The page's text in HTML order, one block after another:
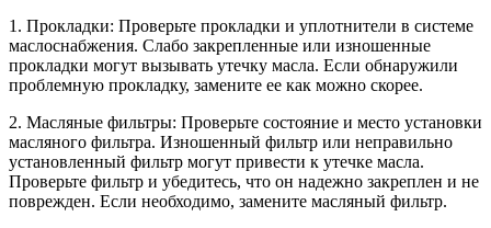
1. Прокладки: Проверьте прокладки и уплотнители в системе
маслоснабжения. Слабо закрепленные или изношенные
прокладки могут вызывать утечку масла. Если обнаружили
проблемную прокладку, замените ее как можно скорее.
2. Масляные фильтры: Проверьте состояние и место установки
масляного фильтра. Изношенный фильтр или неправильно
установленный фильтр могут привести к утечке масла.
Проверьте фильтр и убедитесь, что он надежно закреплен и не
поврежден. Если необходимо, замените масляный фильтр.